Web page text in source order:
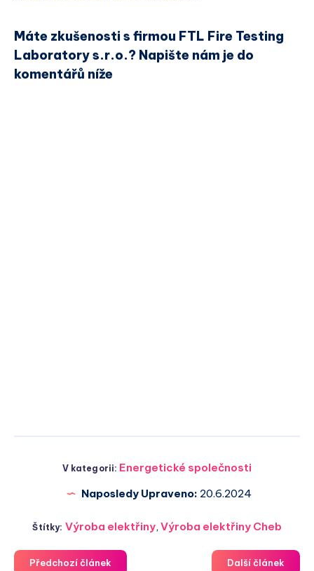
Máte zkušenosti s firmou FTL Fire Testing
Laboratory s.r.o.? Napište nám je do
komentářů níže
V kategorii: Energetické společnosti
Naposledy Upraveno: 20.6.2024
Štítky: Výroba elektřiny, Výroba elektřiny Cheb
Předchozí článek Další článek